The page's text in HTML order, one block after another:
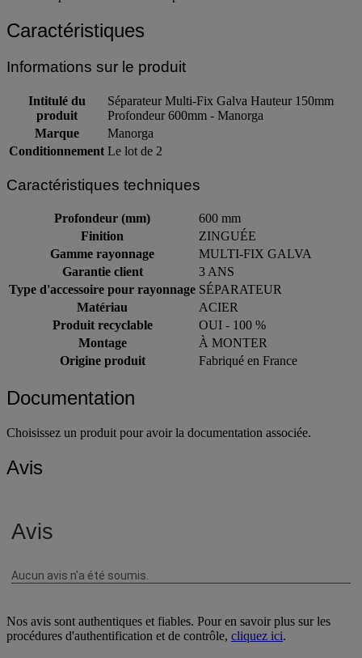
Caractéristiques
Informations sur le produit
Intitulé du
produit
Séparateur Multi-Fix Galva Hauteur 150mm
Profondeur 600mm - Manorga
Marque
Manorga
Conditionnement Le lot de 2
Caractéristiques techniques
Profondeur (mm)
600 mm
Finition
ZINGUÉE
Gamme rayonnage
MULTI-FIX GALVA
Garantie client
3 ANS
Type d'accessoire pour rayonnage SÉPARATEUR
Matériau
ACIER
Produit recyclable
OUI - 100 %
Montage
À MONTER
Origine produit
Fabriqué en France
Documentation
Choisissez un produit pour avoir la documentation associée.
Avis
Nos avis sont authentiques et fiables. Pour en savoir plus sur les
procédures d'authentification et de contrôle, cliquez ici.